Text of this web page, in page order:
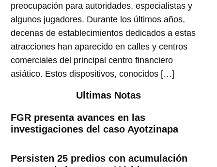
preocupación para autoridades, especialistas y
algunos jugadores. Durante los últimos años,
decenas de establecimientos dedicados a estas
atracciones han aparecido en calles y centros
comerciales del principal centro financiero
asiático. Estos dispositivos, conocidos […]
Ultimas Notas
FGR presenta avances en las
investigaciones del caso Ayotzinapa
Persisten 25 predios con acumulación